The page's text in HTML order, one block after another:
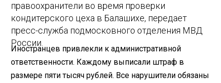
правоохранители во время проверки
кондитерского цеха в Балашихе, передает
пресс-служба подмосковного отделения МВД
России.
Иностранцев привлекли к административной
ответственности. Каждому выписали штраф в
размере пяти тысяч рублей. Все нарушители обязаны